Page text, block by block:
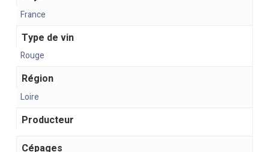
France
Type de vin
Rouge
Région
Loire
Producteur
Cépages